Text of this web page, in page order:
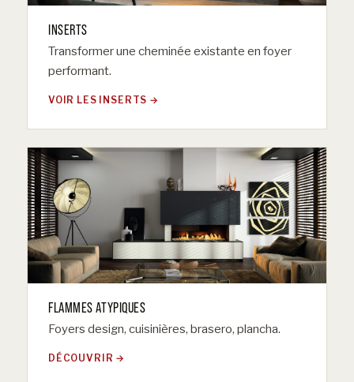
INSERTS
Transformer une cheminée existante en foyer
performant.
VOIR LES INSERTS
FLAMMES ATYPIQUES
Foyers design, cuisinières, brasero, plancha.
DÉCOUVRIR